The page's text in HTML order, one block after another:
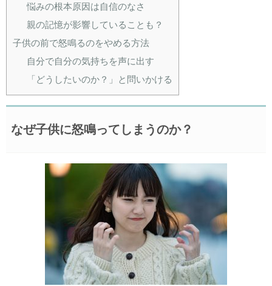
悩みの根本原因は自信のなさ
親の記憶が影響していることも？
子供の前で怒鳴るのをやめる方法
自分で自分の気持ちを声に出す
「どうしたいのか？」と問いかける
なぜ子供に怒鳴ってしまうのか？